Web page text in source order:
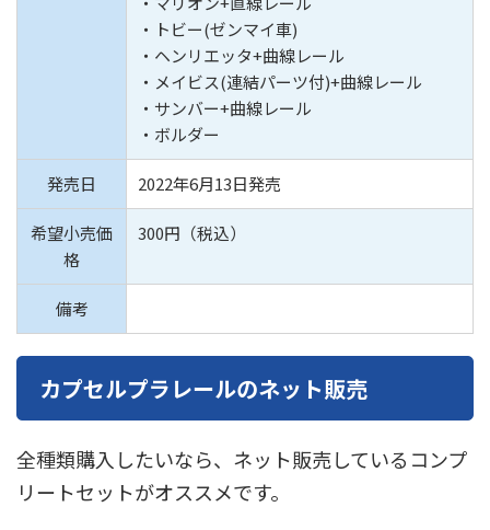
・トビー(ゼンマイ車)
・ヘンリエッタ+曲線レール
・メイビス(連結パーツ付)+曲線レール
・サンバー+曲線レール
・ボルダー
発売日 2022年6月13日発売
希望小売価
格
300円（税込）
備考
カプセルプラレールのネット販売
全種類購入したいなら、ネット販売しているコンプ
リートセットがオススメです。